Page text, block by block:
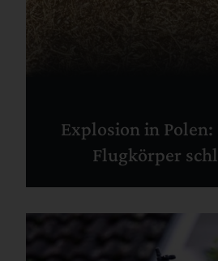
Explosion in Polen:
Flugkörper